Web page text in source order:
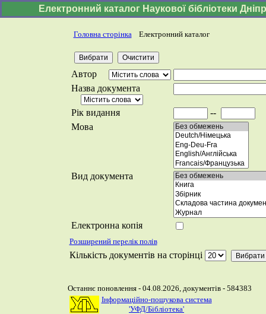
Електронний каталог Наукової бібліотеки
Головна сторінка Електронний каталог
Автор
Назва документа
Рік видання
--
Мова
Вид документа
Електронна копія
Розширений перелік полів
Кількість документів на сторінці
Останнє поновлення - 04.08.2026, документів - 584383
Інформаційно-пошукова система
'УФД/Бібліотека'